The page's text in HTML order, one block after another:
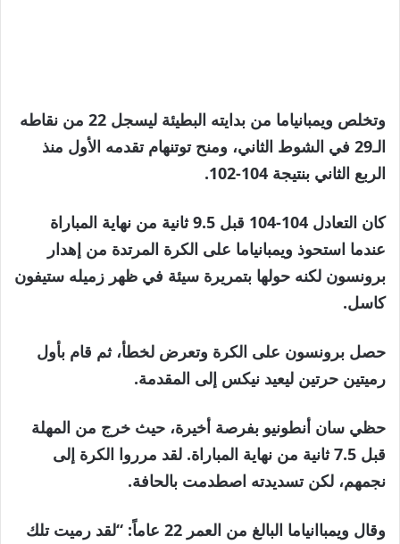
وتخلص ويمبانياما من بدايته البطيئة ليسجل 22 من نقاطه
الـ29 في الشوط الثاني، ومنح توتنهام تقدمه الأول منذ
الربع الثاني بنتيجة 104-102.
كان التعادل 104-104 قبل 9.5 ثانية من نهاية المباراة
عندما استحوذ ويمبانياما على الكرة المرتدة من إهدار
برونسون لكنه حولها بتمريرة سيئة في ظهر زميله ستيفون
كاسل.
حصل برونسون على الكرة وتعرض لخطأ، ثم قام بأول
رميتين حرتين ليعيد نيكس إلى المقدمة.
حظي سان أنطونيو بفرصة أخيرة، حيث خرج من المهلة
قبل 7.5 ثانية من نهاية المباراة. لقد مرروا الكرة إلى
نجمهم، لكن تسديدته اصطدمت بالحافة.
وقال ويمباانياما البالغ من العمر 22 عاماً: “لقد رميت تلك